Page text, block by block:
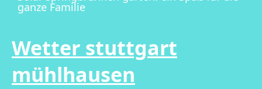
ganze Familie
Wetter stuttgart
mühlhausen